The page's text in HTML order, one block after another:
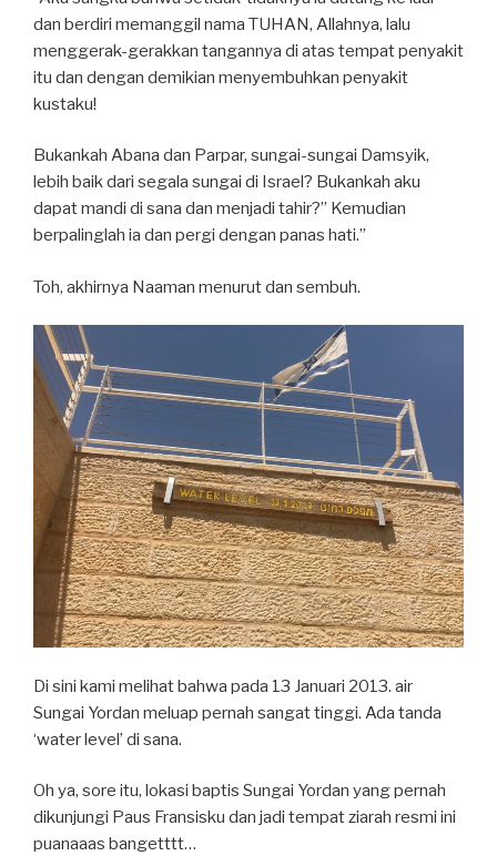
dan berdiri memanggil nama TUHAN, Allahnya, lalu
menggerak-gerakkan tangannya di atas tempat penyakit
itu dan dengan demikian menyembuhkan penyakit
kustaku!
Bukankah Abana dan Parpar, sungai-sungai Damsyik,
lebih baik dari segala sungai di Israel? Bukankah aku
dapat mandi di sana dan menjadi tahir?” Kemudian
berpalinglah ia dan pergi dengan panas hati.”
Toh, akhirnya Naaman menurut dan sembuh.
Di sini kami melihat bahwa pada 13 Januari 2013. air
Sungai Yordan meluap pernah sangat tinggi. Ada tanda
‘water level’ di sana.
Oh ya, sore itu, lokasi baptis Sungai Yordan yang pernah
dikunjungi Paus Fransisku dan jadi tempat ziarah resmi ini
puanaaas bangetttt…